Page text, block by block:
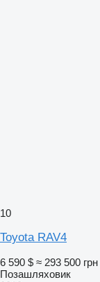
10
Toyota RAV4
6 590 $ ≈ 293 500 грн
Позашляховик